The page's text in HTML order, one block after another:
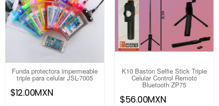
Funda protectora impermeable
triple para celular JSL-7005
$12.00MXN
K10 Baston Selfie Stick Tripie
Celular Control Remoto
Bluetooth ZP75
$56.00MXN